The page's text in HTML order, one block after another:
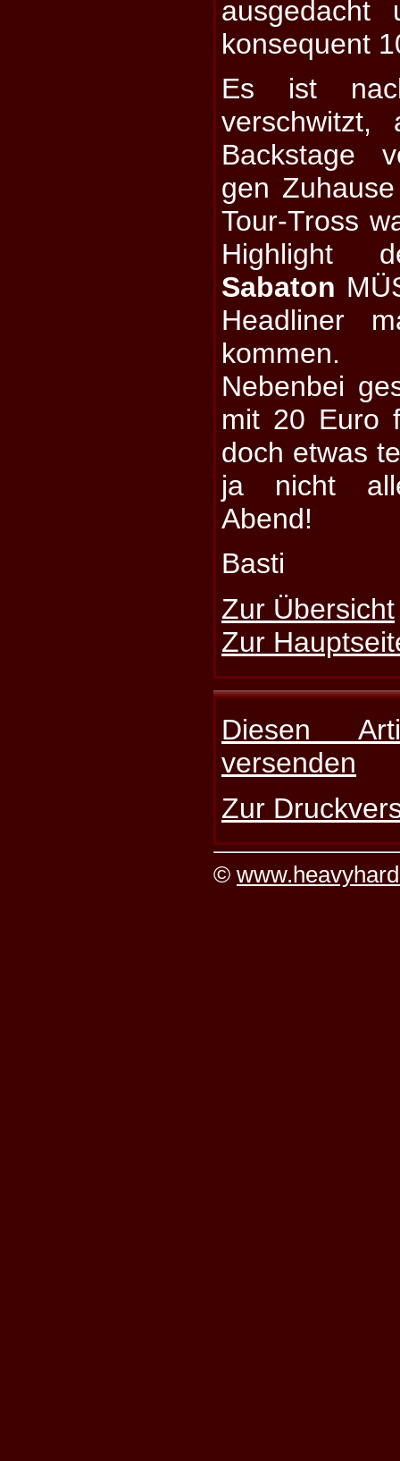
ausgedacht
konsequent
Es ist
verschwitzt,
Backstage
gen
Tour-Tross
Highlight
Sabaton
Headliner
kommen.
Nebenbei
mit 20 Euro
doch etwas
ja nicht
Abend!
Basti
Zur Übersicht
Zur
Diesen
versenden
Zur
©